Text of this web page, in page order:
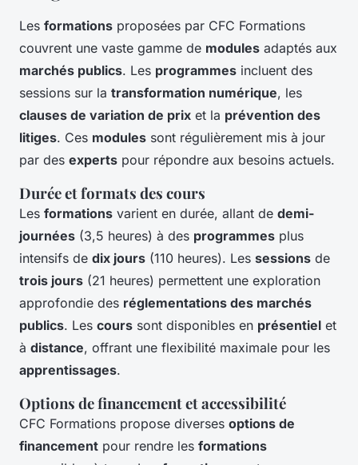
Les formations proposées par CFC Formations
couvrent une vaste gamme de modules adaptés aux
marchés publics. Les programmes incluent des
sessions sur la transformation numérique, les
clauses de variation de prix et la prévention des
litiges. Ces modules sont régulièrement mis à jour
par des experts pour répondre aux besoins actuels.
Durée et formats des cours
Les formations varient en durée, allant de demi-
journées (3,5 heures) à des programmes plus
intensifs de dix jours (110 heures). Les sessions de
trois jours (21 heures) permettent une exploration
approfondie des réglementations des marchés
publics. Les cours sont disponibles en présentiel et
à distance, offrant une flexibilité maximale pour les
apprentissages.
Options de financement et accessibilité
CFC Formations propose diverses options de
financement pour rendre les formations